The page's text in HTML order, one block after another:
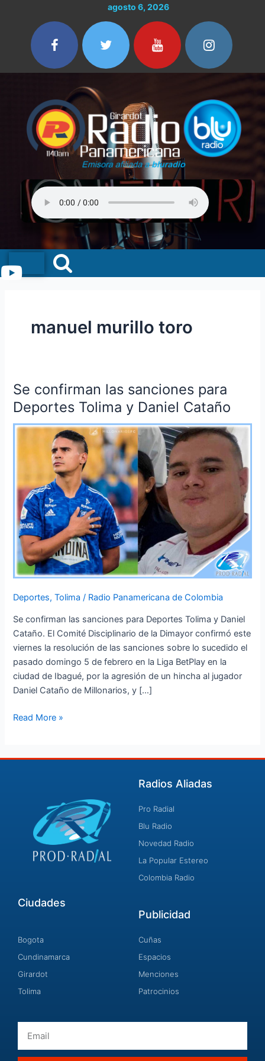
contenido
agosto 6, 2026
Menu
manuel murillo toro
Se confirman las sanciones para
Deportes Tolima y Daniel Cataño
Deportes,Tolima / Radio Panamericana de Colombia
Se confirman las sanciones para Deportes Tolima y Daniel
Cataño. El Comité Disciplinario de la Dimayor confirmó este
viernes la resolución de las sanciones sobre lo sucedido el
pasado domingo 5 de febrero en la Liga BetPlay en la
ciudad de Ibagué, por la agresión de un hincha al jugador
Daniel Cataño de Millonarios, y […]
Se
confirman
las
sanciones
Deportes
y
Daniel
Cataño
Read More »
Radios Aliadas
Pro Radial
Blu Radio
Novedad Radio
La Popular Estereo
Colombia Radio
Ciudades
Bogota
Cundinamarca
Girardot
Tolima
Publicidad
Cuñas
Espacios
Menciones
Patrocinios